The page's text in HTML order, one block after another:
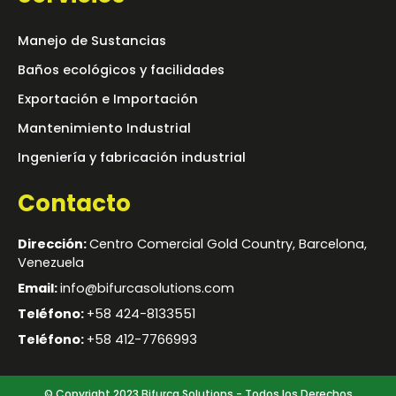
Manejo de Sustancias
Baños ecológicos y facilidades
Exportación e Importación
Mantenimiento Industrial
Ingeniería y fabricación industrial
Contacto
Dirección:Centro Comercial Gold Country, Barcelona,
Venezuela
Email:info@bifurcasolutions.com
Teléfono: +58 424-8133551
Teléfono: +58 412-7766993